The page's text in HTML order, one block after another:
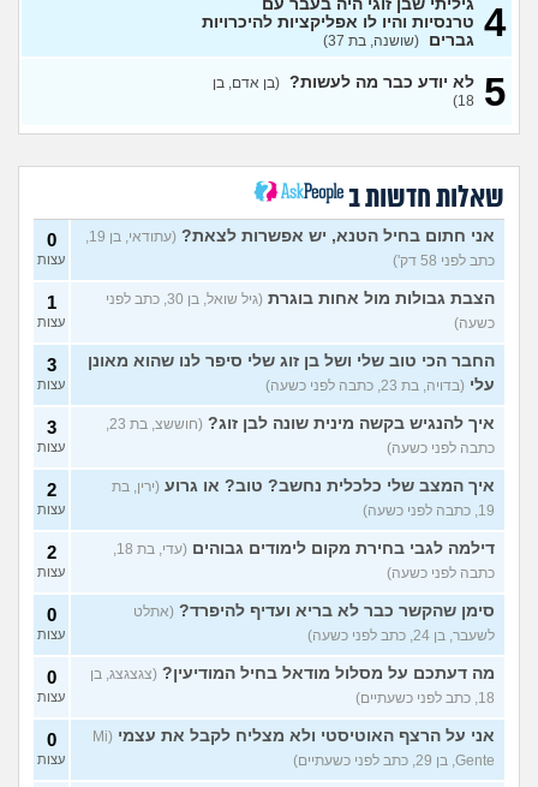
הטעם שלי (אנונימי, בן 25)
בחורה אובססיבית מה לעשות?
(אלירן, בן 30) עצות
מתכננת חתונה ראשונה, יש
לכם עצות?
ותקין?
(לירון, בן 31) עצות
איך להתגבר על רצון לקשר
כשאתם רואים מישהי ברשתות
החברתיות שהכול אצלה סביב
הבילויים, זה מוריד לכם?
(לחם ושעשועים, בן 36)
13
עצות
כשרבתי עם בת הזוג שלי,
דחפתי אותה מתוך כעס. איך
להתמודד?
(אלכס, שם בדוי, בן
40)
13
עצות
איך להסביר לה שאני רוצה
20
בעיות ביני לבית הזוג, מה
לעשות?
(אנונימי, בן 24)
6
9
עצות
יוצאת איתו היום לדייט ראשון
(אנונימית, בת 18)
3
עצות
עוד שאלות חדשות במדור
4 גיליתי שבן זוגי היה בעבר עם
טרנסיות והיו לו אפליקציות להיכרויות
גברים (שושנה, בת 37)
5 לא יודע כבר מה לעשות? (בן אדם, בן
18)
שאלות חדשות ב
אני חתום בחיל הטנא, יש אפשרות לצאת?
(עתודאי, בן 19,
כתב לפני 58 דק')
0
עצות
הצבת גבולות מול אחות בוגרת
(גיל שואל, בן 30, כתב לפני
כשעה)
1
עצות
החבר הכי טוב שלי ושל בן זוג שלי סיפר לנו שהוא מאונן
עלי (בדויה, בת 23, כתבה לפני כשעה)
3
עצות
איך להנגיש בקשה מינית שונה לבן זוג?
(חוששצ, בת 23,
כתבה לפני כשעה)
3
עצות
איך המצב שלי כלכלית נחשב? טוב? או גרוע (ירין, בת
19, כתבה לפני כשעה)
2
עצות
דילמה לגבי בחירת מקום לימודים גבוהים
(עדי, בת 18,
כתבה לפני כשעה)
2
עצות
סימן שהקשר כבר לא בריא ועדיף להיפרד? (אתלט
לשעבר, בן 24, כתב לפני כשעה)
0
עצות
מה דעתכם על מסלול מודאל בחיל המודיעין? (צגצגצג, בן
18, כתב לפני כשעתיים)
0
עצות
אני על הרצף האוטיסטי ולא מצליח לקבל את עצמי
(Mi
Gente, בן 29, כתב לפני כשעתיים)
0
עצות